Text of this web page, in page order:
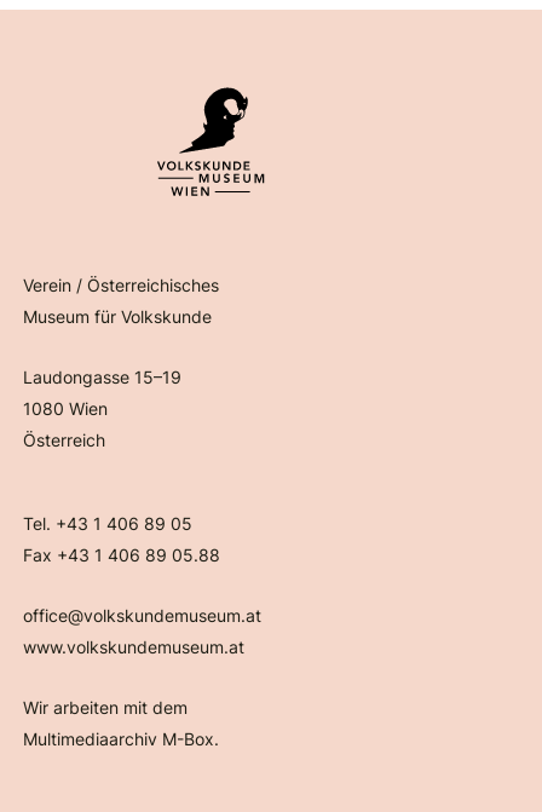
Verein / Österreichisches
Museum für Volkskunde
Laudongasse 15–19
1080 Wien
Österreich
Tel. +43 1 406 89 05
Fax +43 1 406 89 05.88
office@volkskundemuseum.at
www.volkskundemuseum.at
Wir arbeiten mit dem
Multimediaarchiv M-Box.